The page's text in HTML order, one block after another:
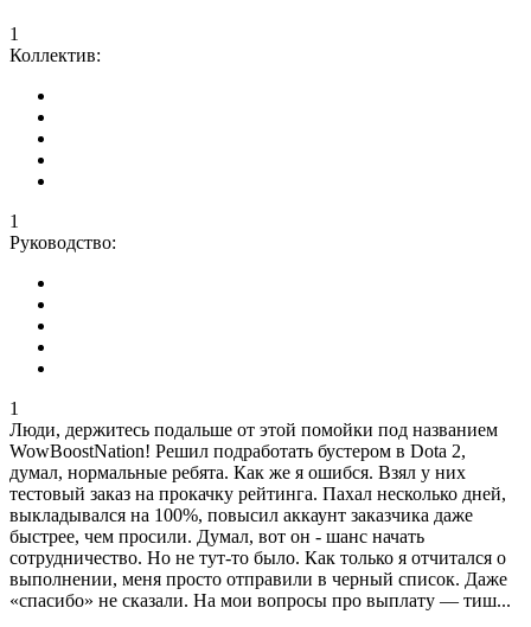
1
Коллектив:
1
Руководство:
1
Люди, держитесь подальше от этой помойки под названием
WowBoostNation! Решил подработать бустером в Dota 2,
думал, нормальные ребята. Как же я ошибся. Взял у них
тестовый заказ на прокачку рейтинга. Пахал несколько дней,
выкладывался на 100%, повысил аккаунт заказчика даже
быстрее, чем просили. Думал, вот он - шанс начать
сотрудничество. Но не тут-то было. Как только я отчитался о
выполнении, меня просто отправили в черный список. Даже
«спасибо» не сказали. На мои вопросы про выплату — тиш...